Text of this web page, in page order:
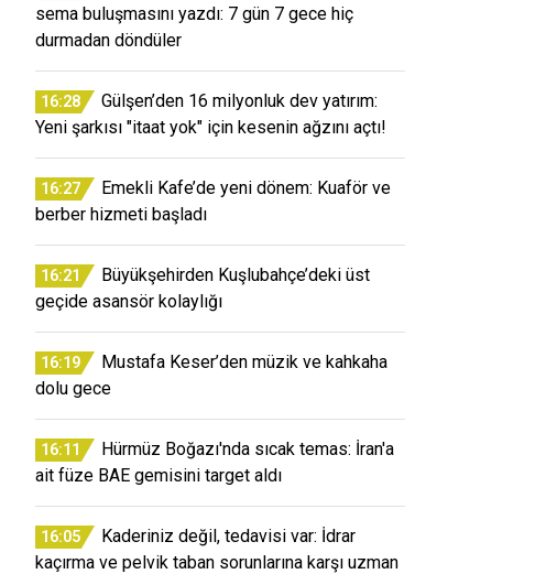
sema buluşmasını yazdı: 7 gün 7 gece hiç
durmadan döndüler
16:28
Gülşen’den 16 milyonluk dev yatırım:
Yeni şarkısı "itaat yok" için kesenin ağzını açtı!
16:27
Emekli Kafe’de yeni dönem: Kuaför ve
berber hizmeti başladı
16:21
Büyükşehirden Kuşlubahçe’deki üst
geçide asansör kolaylığı
16:19
Mustafa Keser’den müzik ve kahkaha
dolu gece
16:11
Hürmüz Boğazı'nda sıcak temas: İran'a
ait füze BAE gemisini target aldı
16:05
Kaderiniz değil, tedavisi var: İdrar
kaçırma ve pelvik taban sorunlarına karşı uzman